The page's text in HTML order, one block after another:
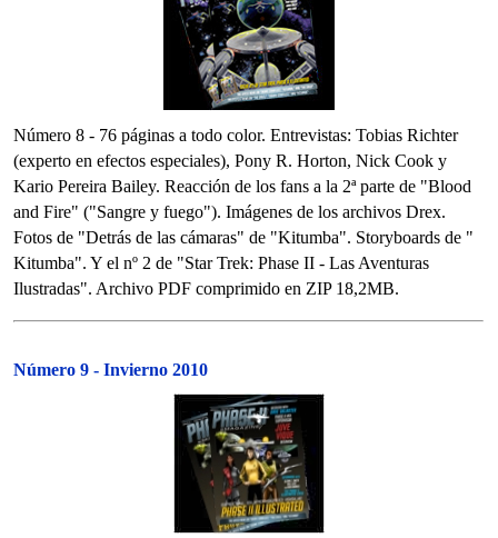
Número 8 - 76 páginas a todo color. Entrevistas: Tobias Richter
(experto en efectos especiales), Pony R. Horton, Nick Cook y
Kario Pereira Bailey. Reacción de los fans a la 2ª parte de "Blood
and Fire" ("Sangre y fuego"). Imágenes de los archivos Drex.
Fotos de "Detrás de las cámaras" de "Kitumba". Storyboards de "
Kitumba". Y el nº 2 de "Star Trek: Phase II - Las Aventuras
Ilustradas". Archivo PDF comprimido en ZIP 18,2MB.
Número 9 - Invierno 2010